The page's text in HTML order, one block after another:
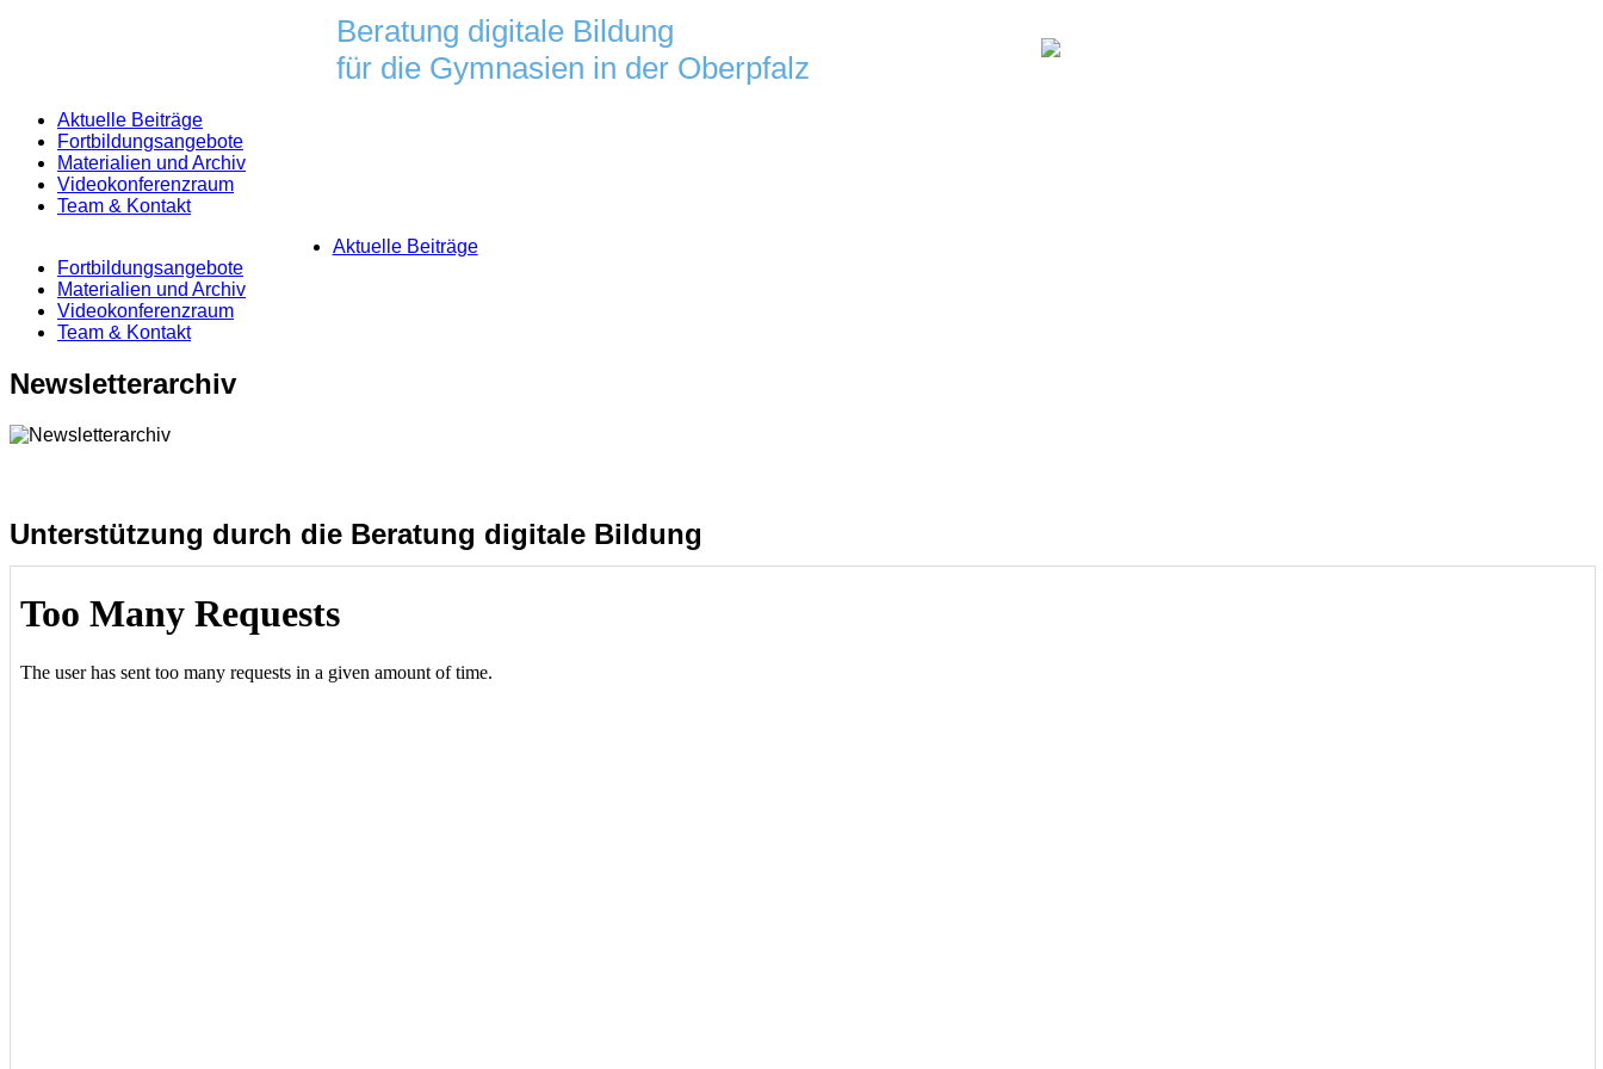
Beratung digitale Bildung
für die Gymnasien in der Oberpfalz
Aktuelle Beiträge
Fortbildungsangebote
Materialien und Archiv
Videokonferenzraum
Team & Kontakt
Aktuelle Beiträge
Fortbildungsangebote
Materialien und Archiv
Videokonferenzraum
Team & Kontakt
Newsletterarchiv
Unterstützung durch die Beratung digitale Bildung